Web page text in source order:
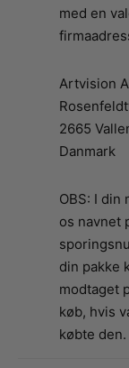
med en
Artvision
2665
Danmark
OBS: I din
os navnet
din pakke
modtaget
køb, hvis
købte den.